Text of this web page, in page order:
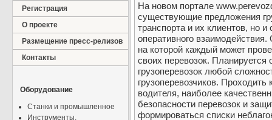
Регистрация
О проекте
Размещение пресс-релизов
Контакты
Оборудование
Станки и промышленное
Инструменты,
На новом портале
существующие предложения
транспорта и их клиентов, но
оперативного
на которой каждый может
своих перевозок.
грузоперевозок любой
грузоперевозчиков.
водителя, наиболее
безопасности перевозок и
формироваться списки